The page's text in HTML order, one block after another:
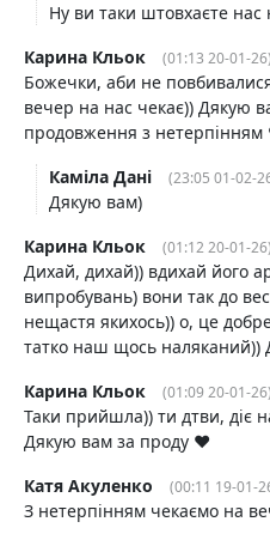
Ну ви таки штовхаєте нас
Карина Кльок
(01:13 20-01-26)
Божечки, аби не
вечер на нас чекає)) Дякую
продовження з
Каміла Дані
(23:05 01-02-
Дякую вам)
Карина Кльок
(01:12 20-01-26)
Дихай, дихай)) вдихай його
випробувань) вони так до
нещастя якихось)) о, це
татко наш щось
Карина Кльок
(01:09 20-01-26)
Таки прийшла)) ти дтви, діє
Дякую вам за проду ♥️
Катя Акуленко
(00:11 19-01-
З нетерпінням чекаємо на